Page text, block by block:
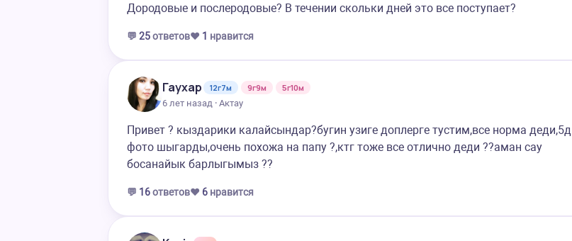
Дородовые и послеродовые? В течении скольки дней это все поступает?
💬 25ответов❤️ 1 нравится
Гаухар 12г7м 9г9м
5г10м
6 лет назад · Актау
Привет ? кыздарики калайсындар?бугин узиге доплерге тустим,все норма деди,5д
фото шыгарды,очень похожа на папу ?,ктг тоже все отлично деди ??аман сау
босанайык барлыгымыз ??
💬 16ответов❤️ 6 нравится